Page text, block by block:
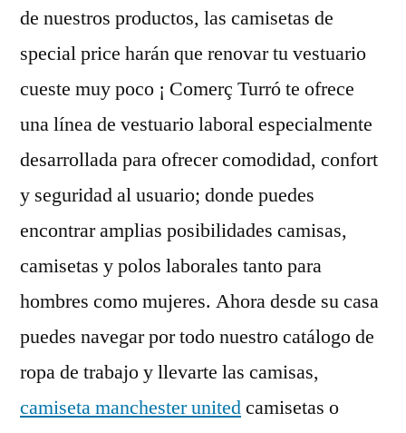
de nuestros productos, las camisetas de
special price harán que renovar tu vestuario
cueste muy poco ¡ Comerç Turró te ofrece
una línea de vestuario laboral especialmente
desarrollada para ofrecer comodidad, confort
y seguridad al usuario; donde puedes
encontrar amplias posibilidades camisas,
camisetas y polos laborales tanto para
hombres como mujeres. Ahora desde su casa
puedes navegar por todo nuestro catálogo de
ropa de trabajo y llevarte las camisas,
camiseta manchester unitedcamisetas o